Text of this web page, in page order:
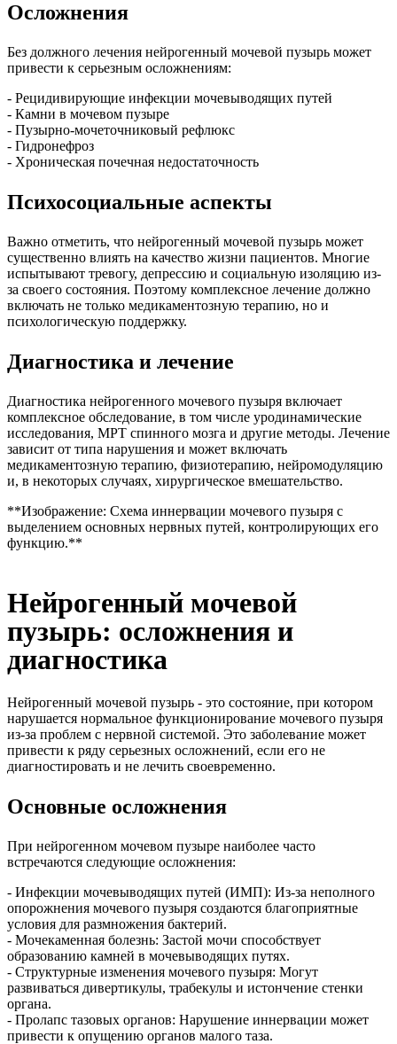
Осложнения
Без должного лечения нейрогенный мочевой пузырь может
привести к серьезным осложнениям:
- Рецидивирующие инфекции мочевыводящих путей
- Камни в мочевом пузыре
- Пузырно-мочеточниковый рефлюкс
- Гидронефроз
- Хроническая почечная недостаточность
Психосоциальные аспекты
Важно отметить, что нейрогенный мочевой пузырь может
существенно влиять на качество жизни пациентов. Многие
испытывают тревогу, депрессию и социальную изоляцию из-
за своего состояния. Поэтому комплексное лечение должно
включать не только медикаментозную терапию, но и
психологическую поддержку.
Диагностика и лечение
Диагностика нейрогенного мочевого пузыря включает
комплексное обследование, в том числе уродинамические
исследования, МРТ спинного мозга и другие методы. Лечение
зависит от типа нарушения и может включать
медикаментозную терапию, физиотерапию, нейромодуляцию
и, в некоторых случаях, хирургическое вмешательство.
**Изображение: Схема иннервации мочевого пузыря с
выделением основных нервных путей, контролирующих его
функцию.**
Нейрогенный мочевой
пузырь: осложнения и
диагностика
Нейрогенный мочевой пузырь - это состояние, при котором
нарушается нормальное функционирование мочевого пузыря
из-за проблем с нервной системой. Это заболевание может
привести к ряду серьезных осложнений, если его не
диагностировать и не лечить своевременно.
Основные осложнения
При нейрогенном мочевом пузыре наиболее часто
встречаются следующие осложнения:
- Инфекции мочевыводящих путей (ИМП): Из-за неполного
опорожнения мочевого пузыря создаются благоприятные
условия для размножения бактерий.
- Мочекаменная болезнь: Застой мочи способствует
образованию камней в мочевыводящих путях.
- Структурные изменения мочевого пузыря: Могут
развиваться дивертикулы, трабекулы и истончение стенки
органа.
- Пролапс тазовых органов: Нарушение иннервации может
привести к опущению органов малого таза.